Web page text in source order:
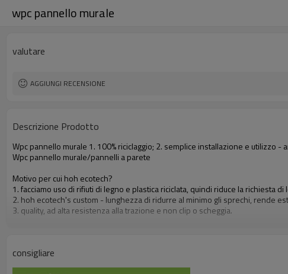
wpc pannello murale
valutare
AGGIUNGI RECENSIONE
Descrizione Prodotto
Wpc pannello murale 1. 100% riciclaggio; 2. semplice installazione e utilizzo
Wpc pannello murale/pannelli a parete
Motivo per cui hoh ecotech?
1. facciamo uso di rifiuti di legno e plastica riciclata, quindi riduce la richiesta
2. hoh ecotech's custom - lunghezza di ridurre al minimo gli sprechi, rende
3. quality, ad alta resistenza alla trazione e non clip o scheggia.
consigliare